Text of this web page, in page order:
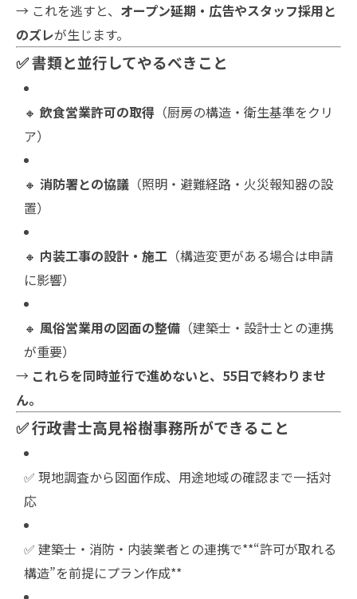
→ これを逃すと、 オープン延期・広告やスタッフ採用と
のズレが生じます。
✅ 書類と並行してやるべきこと
🔸 飲食営業許可の取得 （厨房の構造・衛生基準をクリ
ア）
🔸 消防署との協議 （照明・避難経路・火災報知器の設
置）
🔸 内装工事の設計・施工 （構造変更がある場合は申請
に影響）
🔸 風俗営業用の図面の整備 （建築士・設計士との連携
が重要）
→ これらを同時並行で進めないと、55日で終わりませ
ん。
✅ 行政書士高見裕樹事務所ができること
✅ 現地調査から図面作成、用途地域の確認まで一括対
応
✅ 建築士・消防・内装業者との連携で**“許可が取れる
構造”を前提にプラン作成**